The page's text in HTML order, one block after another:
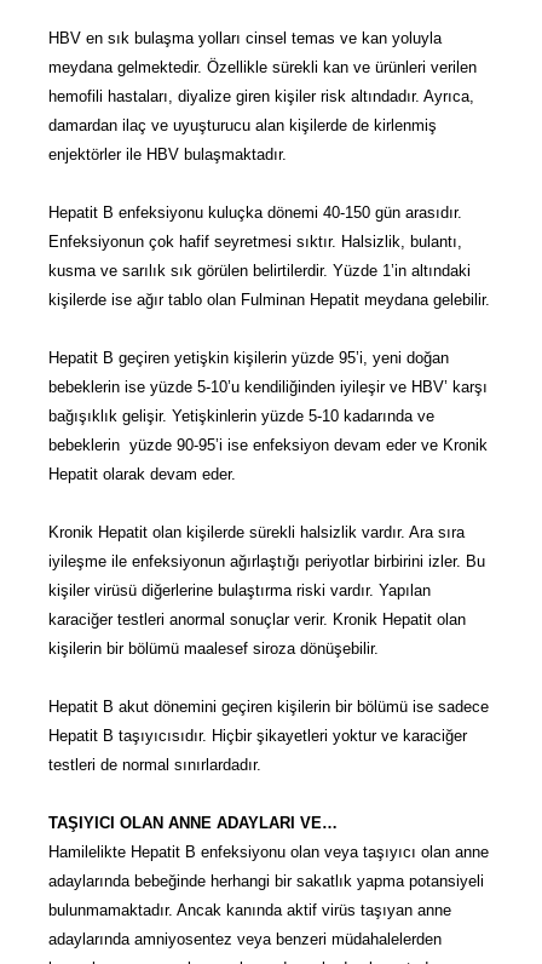
HBV en sık bulaşma yolları cinsel temas ve kan yoluyla
meydana gelmektedir. Özellikle sürekli kan ve ürünleri verilen
hemofili hastaları, diyalize giren kişiler risk altındadır. Ayrıca,
damardan ilaç ve uyuşturucu alan kişilerde de kirlenmiş
enjektörler ile HBV bulaşmaktadır.
Hepatit B enfeksiyonu kuluçka dönemi 40-150 gün arasıdır.
Enfeksiyonun çok hafif seyretmesi sıktır. Halsizlik, bulantı,
kusma ve sarılık sık görülen belirtilerdir. Yüzde 1’in altındaki
kişilerde ise ağır tablo olan Fulminan Hepatit meydana gelebilir.
Hepatit B geçiren yetişkin kişilerin yüzde 95’i, yeni doğan
bebeklerin ise yüzde 5-10’u kendiliğinden iyileşir ve HBV’ karşı
bağışıklık gelişir. Yetişkinlerin yüzde 5-10 kadarında ve
bebeklerin yüzde 90-95’i ise enfeksiyon devam eder ve Kronik
Hepatit olarak devam eder.
Kronik Hepatit olan kişilerde sürekli halsizlik vardır. Ara sıra
iyileşme ile enfeksiyonun ağırlaştığı periyotlar birbirini izler. Bu
kişiler virüsü diğerlerine bulaştırma riski vardır. Yapılan
karaciğer testleri anormal sonuçlar verir. Kronik Hepatit olan
kişilerin bir bölümü maalesef siroza dönüşebilir.
Hepatit B akut dönemini geçiren kişilerin bir bölümü ise sadece
Hepatit B taşıyıcısıdır. Hiçbir şikayetleri yoktur ve karaciğer
testleri de normal sınırlardadır.
TAŞIYICI OLAN ANNE ADAYLARI VE…
Hamilelikte Hepatit B enfeksiyonu olan veya taşıyıcı olan anne
adaylarında bebeğinde herhangi bir sakatlık yapma potansiyeli
bulunmamaktadır. Ancak kanında aktif virüs taşıyan anne
adaylarında amniyosentez veya benzeri müdahalelerden